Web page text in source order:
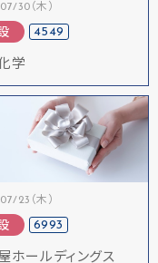
30（木）
4549
学
23（木）
6993
ホールディングス